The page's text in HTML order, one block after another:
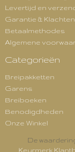
Levertijd en
Garantie & Klachten
Betaalmethodes
Algemene
Categorieën
Breipakketten
Garens
Breiboeken
Benodigdheden
Onze Winkel
De
Keurmerk